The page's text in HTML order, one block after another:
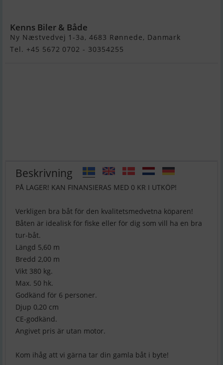
Kenns Biler & Både
Ny Næstvedvej 1-3a, 4683 Rønnede, Danmark
Tel. +45 5672 0702 - 30354255
Beskrivning
PÅ LAGER! KAN FINANSIERAS MED 0 KR I UTKÖP!
Verkligen bra båt för den kvalitetsmedvetna köparen!
Båten är idealisk för fiske eller för dig som vill ha en bra
tur-båt.
Längd 5,60 m
Bredd 2,00 m
Vikt 380 kg.
Max. 50 hk.
Godkänd för 6 personer.
Djup 0,20 cm
CE-godkänd.
Angivet pris är utan motor.
Kom ihåg att vi gärna tar din gamla båt i byte!